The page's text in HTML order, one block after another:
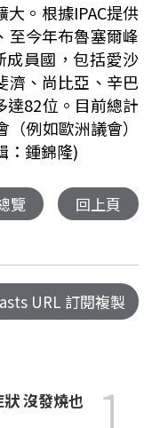
大。根據IPAC提供
至今年布魯塞爾峰
成員國，包括愛沙
濟、尚比亞、辛巴
達82位。目前總計
例如歐洲議會）
：鍾錦隆)
覽 回上頁
URL 訂閱複製
1